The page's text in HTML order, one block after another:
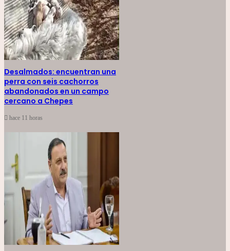
Desalmados: encuentran una
perra con seis cachorros
abandonados en un campo
cercano a Chepes
hace 11 horas